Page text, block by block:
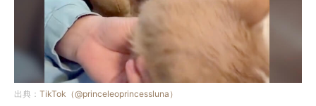
出典： TikTok（@princeleoprincessluna）